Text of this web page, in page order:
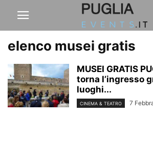
elenco musei gratis
MUSEI GRATIS
torna l’ingresso
luoghi...
CINEMA & TEATRO 7